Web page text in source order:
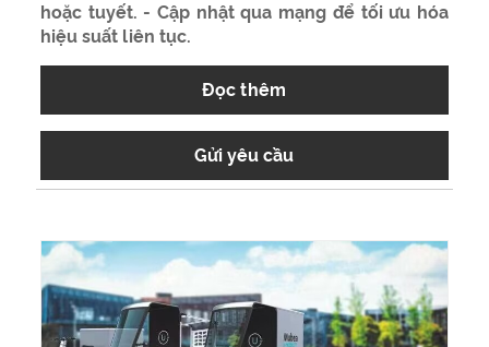
hoặc tuyết. - Cập nhật qua mạng để tối ưu hóa
hiệu suất liên tục.
Đọc thêm
Gửi yêu cầu